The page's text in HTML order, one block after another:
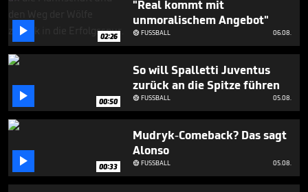
 02:26
"Real kommt mit
unmoralischem Angebot"
FUSSBALL 06.08.
 00:50
So will Spalletti Juventus
zurück an die Spitze führen
FUSSBALL 05.08.
 00:33
Mudryk-Comeback? Das sagt
Alonso
FUSSBALL 05.08.